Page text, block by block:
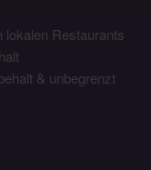
lokalen Restaurants
& unbegrenzt